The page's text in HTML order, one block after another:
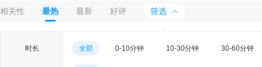
相关性 最热 最新 好评 筛选
时长 全部 0-10分钟 10-30分钟 30-60分钟